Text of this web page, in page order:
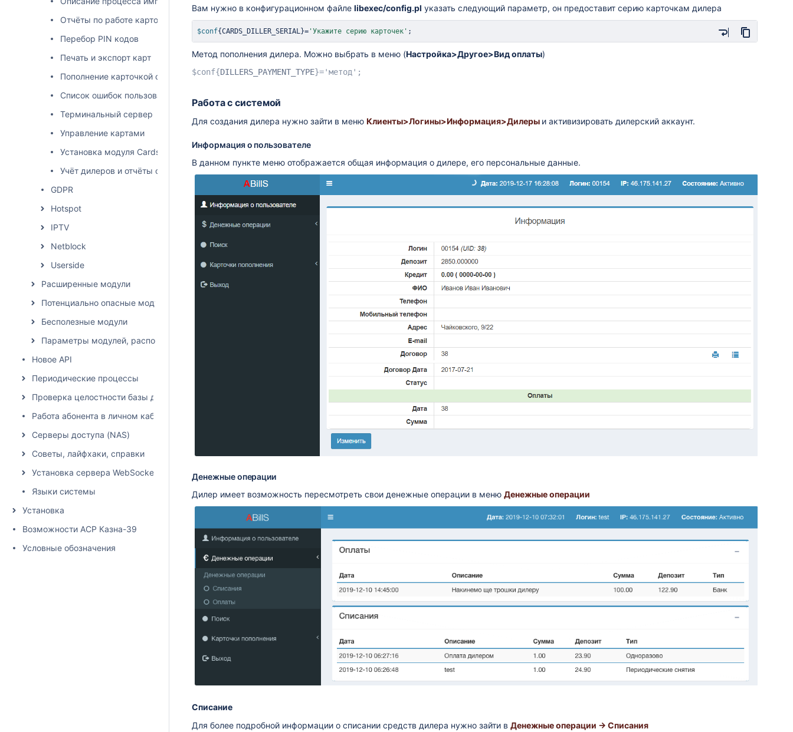
Отчёты по работе карточной системы
Перебор PIN кодов
Печать и экспорт карт
Пополнение карточкой с административного интерфейса
Список ошибок пользовательского интерфейса
Терминальный сервер
Управление картами
Установка модуля Cards
Учёт дилеров и отчёты о продажах
GDPR
Hotspot
IPTV
Netblock
Userside
Расширенные модули
Потенциально опасные модули
Бесполезные модули
Параметры модулей, расположение влияет на списание!
Новое API
Периодические процессы
Проверка целостности базы данных
Работа абонента в личном кабинете
Серверы доступа (NAS)
Советы, лайфхаки, справки
Установка сервера WebSocket
Языки системы
Установка
Возможности АСР Казна-39
Условные обозначения
Вам нужно в конфигурационном файле libexec/config.pl указать следующий параметр, он предоставит серию карточкам дилера
$conf{CARDS_DILLER_SERIAL}= 'Укажите серию карточек' ;
Метод пополнения дилера. Можно выбрать в меню (Настройка>Другое>Вид оплаты)
$conf{DILLERS_PAYMENT_TYPE}='метод';
Работа с системой
Для создания дилера нужно зайти в меню Клиенты>Логины>Информация>Дилеры и активизировать дилерский аккаунт.
Информация о пользователе
В данном пункте меню отображается общая информация о дилере, его персональные данные.
Денежные операции
Дилер имеет возможность пересмотреть свои денежные операции в меню Денежные операции
Списание
Для более подробной информации о списании средств дилера нужно зайти в Денежные операции → Списания